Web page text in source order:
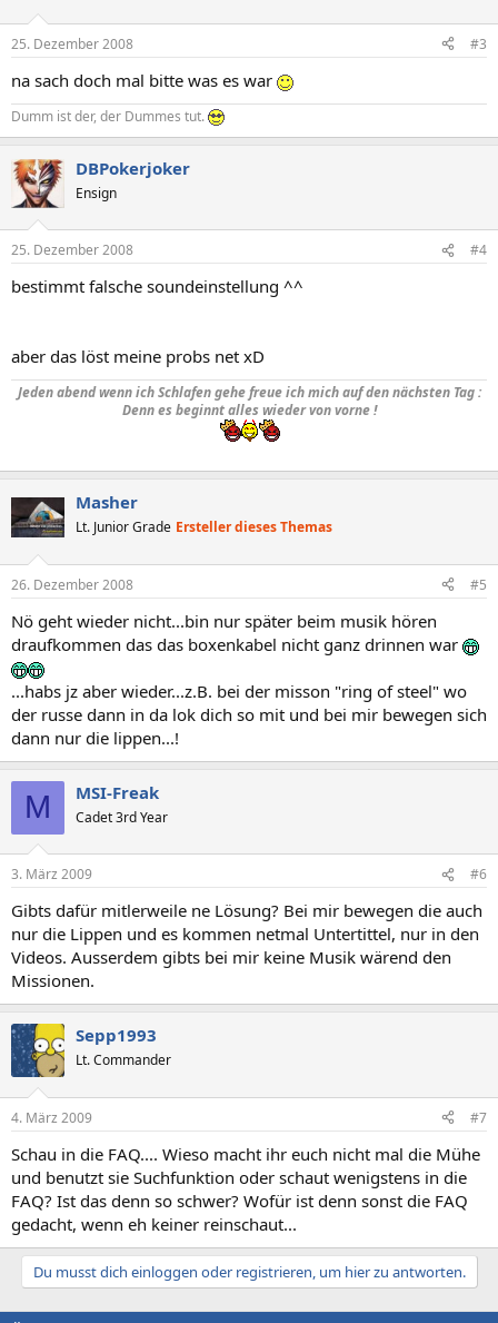
25. Dezember 2008 #3
na sach doch mal bitte was es war
Dumm ist der, der Dummes tut.
DBPokerjoker
Ensign
25. Dezember 2008 #4
bestimmt falsche soundeinstellung ^^
aber das löst meine probs net xD
Jeden abend wenn ich Schlafen gehe freue ich mich auf den nächsten Tag :
Denn es beginnt alles wieder von vorne !
Masher
Lt. Junior Grade Ersteller dieses Themas
26. Dezember 2008 #5
Nö geht wieder nicht...bin nur später beim musik hören
draufkommen das das boxenkabel nicht ganz drinnen war
...habs jz aber wieder...z.B. bei der misson "ring of steel" wo
der russe dann in da lok dich so mit und bei mir bewegen sich
dann nur die lippen...!
M MSI-Freak
Cadet 3rd Year
3. März 2009 #6
Gibts dafür mitlerweile ne Lösung? Bei mir bewegen die auch
nur die Lippen und es kommen netmal Untertittel, nur in den
Videos. Ausserdem gibts bei mir keine Musik wärend den
Missionen.
Sepp1993
Lt. Commander
4. März 2009 #7
Schau in die FAQ.... Wieso macht ihr euch nicht mal die Mühe
und benutzt sie Suchfunktion oder schaut wenigstens in die
FAQ? Ist das denn so schwer? Wofür ist denn sonst die FAQ
gedacht, wenn eh keiner reinschaut...
Du musst dich einloggen oder registrieren, um hier zu antworten.